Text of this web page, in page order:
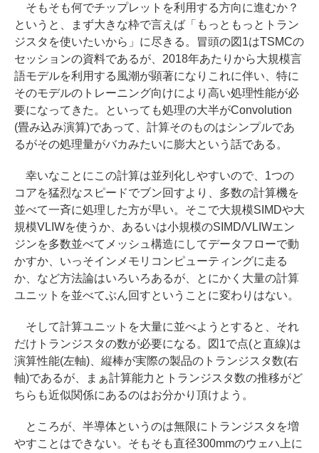
そもそも何でチップレットを利用する方向に進むか？
というと、まず大きな枠で言えば「もっともっとトラン
ジスタを使いたいから」に尽きる。冒頭の図1はTSMCの
セッションの資料であるが、2018年あたりから大規模言
語モデルを利用する風潮が顕著になりこれに伴い、特に
そのモデルのトレーニング向けにより高い処理性能が必
要になってきた。といっても処理の大半がConvolution
(畳み込み演算)であって、計算そのものはシンプルであ
るがその処理量がバカみたいに膨大という話である。
幸いなことにこの計算は並列化しやすいので、1つの
コアを猛烈なスピードでブン回すより、多数の計算機を
並べて一斉に処理した方が早い。そこで大規模SIMDや大
規模VLIWを使うか、あるいは小規模のSIMD/VLIWエン
ジンを多数並べてメッシュ構造にしてデータフローで動
かすか、いっそインメモリコンピューティングに走る
か、など方法論はいろいろあるが、とにかく大量の計算
ユニットを並べてぶん回すということに変わりはない。
そして計算ユニットを大量に並べようとすると、それ
だけトランジスタの数が必要になる。図1で点(と直線)は
演算性能(左軸)、縦棒が実際の製品のトランジスタ数(右
軸)であるが、まぁ計算能力とトランジスタ数の推移がど
ちらも近似関係にあるのはお分かり頂けよう。
ところが、半導体というのは無限にトランジスタを増
やすことはできない。そもそも直径300mmのウェハ上に